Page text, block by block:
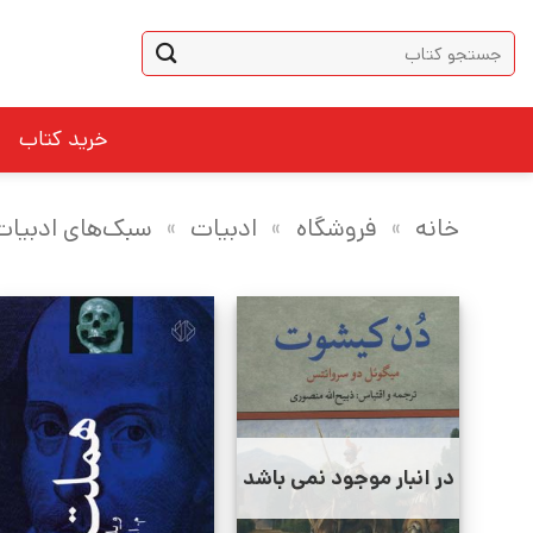
content
جستجو
برای:
خرید کتاب
خانه » فروشگاه » ادبیات » سبک‌های
در انبار موجود نمی باشد